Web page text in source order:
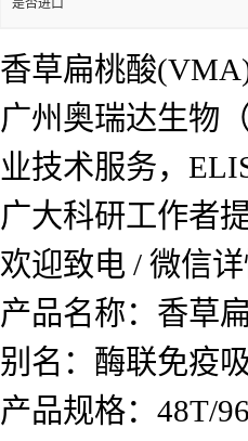
是否进口
香草扁桃酸
广州奥瑞达生物
业技术服务，
广大科研工作者
欢迎致电 / 微信
产品名称： 香草
别名：酶联免疫
产品规格：48T/